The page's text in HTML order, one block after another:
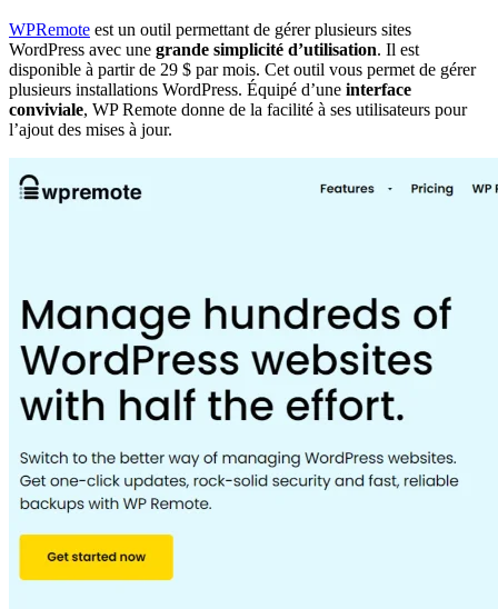
WPRemote est un outil permettant de gérer plusieurs sites
WordPress avec une grande simplicité d’utilisation. Il est
disponible à partir de 29 $ par mois. Cet outil vous permet de gérer
plusieurs installations WordPress. Équipé d’une interface
conviviale, WP Remote donne de la facilité à ses utilisateurs pour
l’ajout des mises à jour.